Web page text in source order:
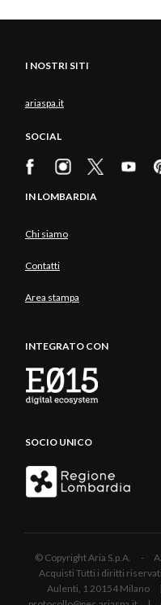
I NOSTRI SITI
ariaspa.it
SOCIAL
IN LOMBARDIA
Chi siamo
Contatti
Area stampa
INTEGRATO CON
SOCIO UNICO
© Copyright Aria S.p.A. -
Acquisti Tutti i diritti
Aulenti, 1 20154